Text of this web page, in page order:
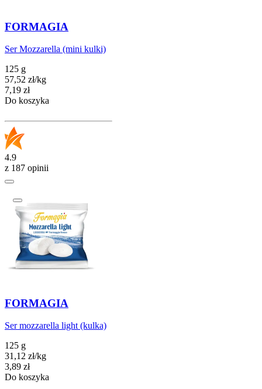
FORMAGIA
Ser Mozzarella (mini kulki)
125 g
57,52 zł/kg
Cena
7,19 zł
Do koszyka
4.9
z 187 opinii
FORMAGIA
Ser mozzarella light (kulka)
125 g
31,12 zł/kg
Cena
3,89 zł
Do koszyka